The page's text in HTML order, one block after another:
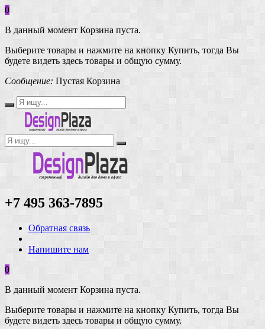
0
В данный момент Корзина пуста.
Выберите товары и нажмите на кнопку Купить, тогда Вы
будете видеть здесь товары и общую сумму.
Сообщение: Пустая Корзина
+7 495 363-7895
Обратная связь
Напишите нам
0
В данный момент Корзина пуста.
Выберите товары и нажмите на кнопку Купить, тогда Вы
будете видеть здесь товары и общую сумму.